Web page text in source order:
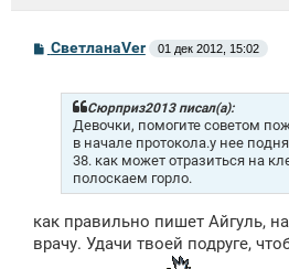
С
о
СветланаVer 01 дек 2012, 15:02
Сюрприз2013 писал(а):
Девочки, помогите советом
в начале протокола.у нее
38. как может отразиться на
полоскаем горло.
как правильно пишет Айгуль,
врачу. Удачи твоей подруге,